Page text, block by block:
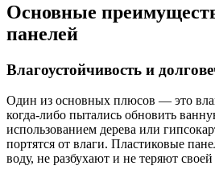
Основные
панелей
Влагоустойчивость и
Один из основных плюсов — это
когда-либо пытались обновить
использованием дерева или
портятся от влаги. Пластиковые
воду, не разбухают и не теряют